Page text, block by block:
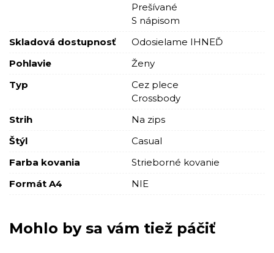
Prešívané
S nápisom
Skladová dostupnosť
Odosielame IHNEĎ
Pohlavie
Ženy
Typ
Cez plece
Crossbody
Strih
Na zips
Štýl
Casual
Farba kovania
Strieborné kovanie
Formát A4
NIE
Mohlo by sa vám tiež páčiť